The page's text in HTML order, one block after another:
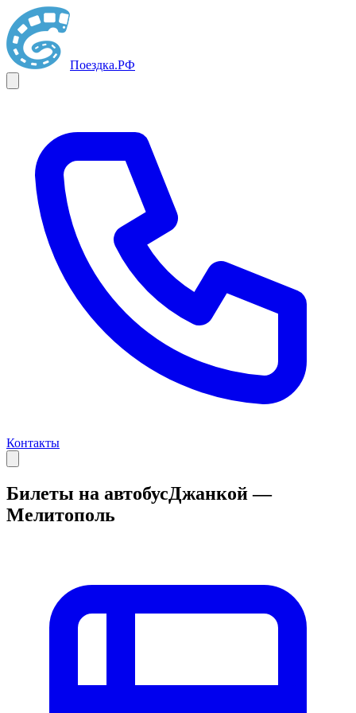
Поездка.РФ
Контакты
Билеты на автобусДжанкой —
Мелитополь